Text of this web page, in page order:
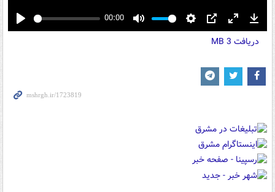
Play
00:00
Mute Settings
PIP Enter
fullscreen
دریافت 3 MB